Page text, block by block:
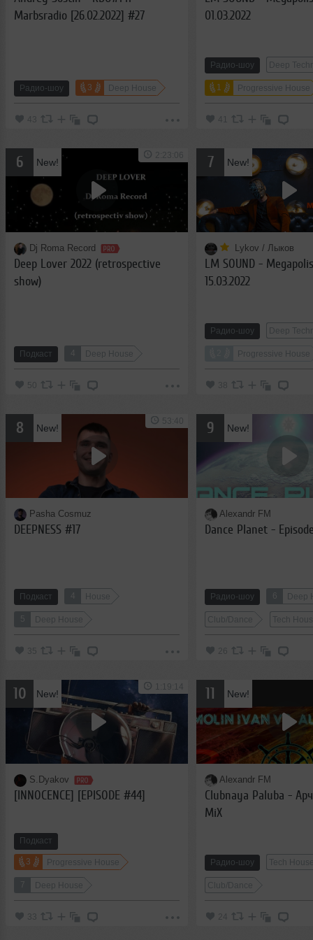
Marbsradio [26.02.2022] #27
Радио-шоу 3 Deep House
43
01.03.2022
Радио-шоу Deep
1 Progressive House
6 New!
Dj Roma Record
Deep Lover 2022 (retrospective
show)
Подкаст 4 Deep House
50
2:23:06 7 New!
Lykov / Лыков
LM SOUND -
15.03.2022
Радио-шоу Deep
Progressive House
38
8 New!
Pasha Cosmuz
DEEPNESS #17
Подкаст 4 House
5 Deep House
35
53:40 9 New!
Alexandr FM
Dance Planet -
Радио-шоу 6 Deep
Club/Dance Tech
26
10 New!
S.Dyakov
[INNOCENCE] [EPISODE #44]
Подкаст
3 Progressive House
7 Deep House
33
1:19:14 11 New!
Alexandr FM
Clubnaya Paluba -
MiX
Радио-шоу Tech
Club/Dance
24